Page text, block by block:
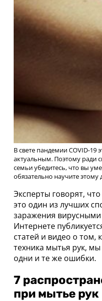
В свете пандемии COVID-19
актуальным. Поэтому ради
семьи убедитесь, что вы
обязательно научите этому
Эксперты говорят,
это один из лучших
заражения
Интернете
статей и видео о том,
техника мытья рук,
одни и те же ошибки.
7
при мытье рук